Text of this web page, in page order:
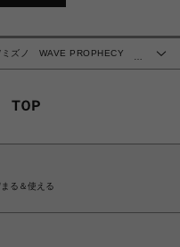
ズノ WAVE PROPHECY
る＆使える